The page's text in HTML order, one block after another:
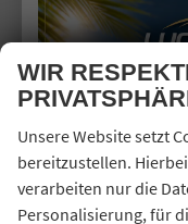
WIR
Unsere Website setzt
bereitzustellen.
verarbeiten nur die
Personalisierung, für